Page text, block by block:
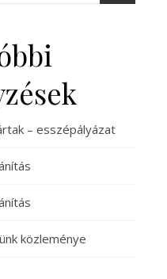
– esszépályázat
közleménye